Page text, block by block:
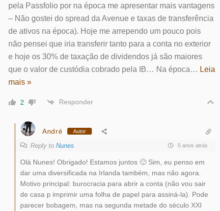
pela Passfolio por na época me apresentar mais vantagens
– Não gostei do spread da Avenue e taxas de transferência
de ativos na época). Hoje me arrependo um pouco pois
não pensei que iria transferir tanto para a conta no exterior
e hoje os 30% de taxação de dividendos já são maiores
que o valor de custódia cobrado pela IB… Na época… Leia
mais »
2 Responder
André Autor
Reply to Nunes 5 anos atrás
Olá Nunes! Obrigado! Estamos juntos 🙂 Sim, eu penso em
dar uma diversificada na Irlanda também, mas não agora.
Motivo principal: burocracia para abrir a conta (não vou sair
de casa p imprimir uma folha de papel para assiná-la). Pode
parecer bobagem, mas na segunda metade do século XXI